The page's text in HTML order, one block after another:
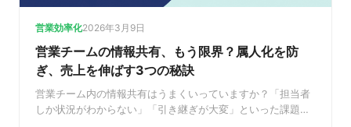
営業効率化2026年3月9日
営業チームの情報共有、もう限界？属人化を防
ぎ、売上を伸ばす3つの秘訣
営業チーム内の情報共有はうまくいっていますか？「担当者
しか状況がわからない」「引き継ぎが大変」といった課題